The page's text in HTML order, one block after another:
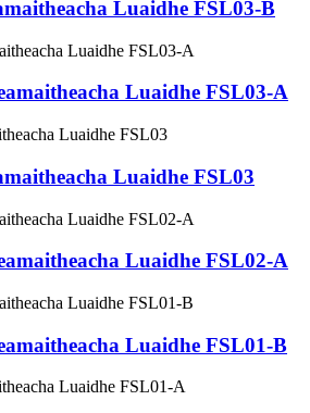
Luaidhe FSL03-B
Luaidhe FSL03-A
Luaidhe FSL03
Luaidhe FSL02-A
Luaidhe FSL01-B